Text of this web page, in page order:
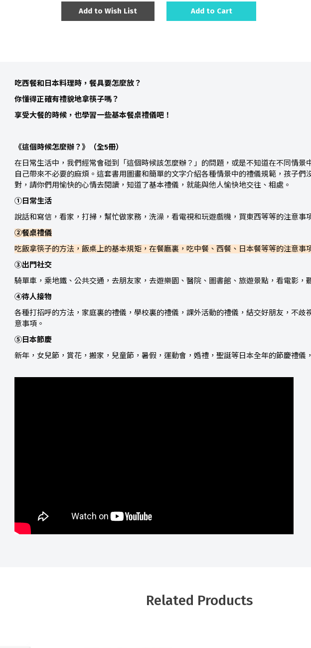
Add to Wish List Add to Cart
吃西餐和日本料理時，餐具要怎麼放？
你懂得正確有禮貌地拿筷子嗎？
享受大餐的時候，也學習一些基本餐桌禮儀吧！
《這個時候怎麼辦？》（全5冊）
在日常生活中，我們經常會碰到「這個時候該怎麼辦？」的問題，或是不知道在不同情
自己帶來不必要的麻煩。這套書用圖畫和簡單的文字介紹各種情景中的禮儀規範，孩子
對，請你們用愉快的心情去閱讀，知道了基本禮儀，就能與他人愉快地交往、相處。
①日常生活
說話和寫信，看家，打掃，幫忙做家務，洗澡，看電視和玩遊戲機，買東西等等的注意事
②餐桌禮儀
吃飯拿筷子的方法，飯桌上的基本規矩，在餐廳裏，吃中餐、西餐、日本餐等等的注意事
③出門社交
騎單車，乘地鐵、公共交通，去朋友家，去遊樂園、醫院、圖書館、旅遊景點，看電影，
④待人接物
各種打招呼的方法，家庭裏的禮儀，學校裏的禮儀，課外活動的禮儀，結交好朋友，不
意事項。
⑤日本節慶
新年，女兒節，賞花，搬家，兒童節，暑假，運動會，婚禮，聖誕等日本全年的節慶禮儀
Related Products